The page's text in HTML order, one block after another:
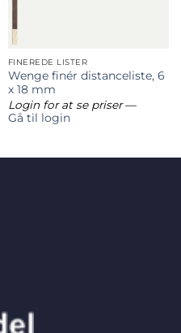
FINEREDE LISTER
Wenge finér distanceliste, 6
x 18 mm
Login for at se priser—
Gå til login